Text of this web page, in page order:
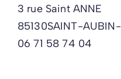
3 rue Saint ANNE
85130SAINT-
06 71 58 74 04